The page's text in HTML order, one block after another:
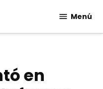
Menú
en